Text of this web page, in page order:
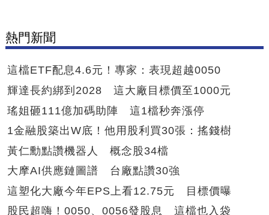
熱門新聞
這檔ETF配息4.6元！專家：表現超越0050
輝達長約綁到2028 這大廠目標價至1000元
瑤姐砸111億加碼助陣 這1檔秒奔漲停
1金融股築出W底！他用股利買30張：搖錢樹
黃仁勳點讚機器人 概念股34檔
大摩AI供應鏈圖譜 台廠點讚30強
這塑化大廠今年EPS上看12.75元 目標價曝
股民超嗨！0050、0056發股息 這檔也入袋